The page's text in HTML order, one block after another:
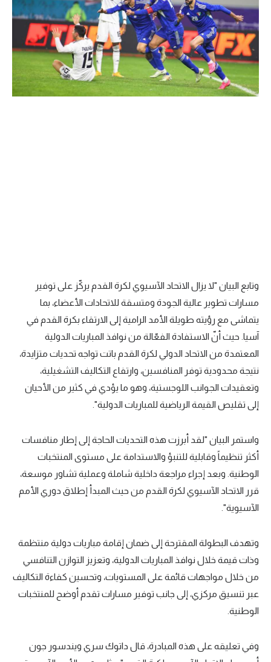
وتابع البيان "لا يزال الاتحاد الآسيوي لكرة القدم يركّز على توفير
مسارات تطوير عالية الجودة ومتسقة للاتحادات الأعضاء، بما
يتماشى مع رؤيته طويلة الأمد الرامية إلى الارتقاء بكرة القدم في
آسيا. حيث أنّ الاستفادة الفعّالة من نوافذ المباريات الدولية
المعتمدة من الاتحاد الدولي لكرة القدم باتت تواجه تحديات متزايدة،
نتيجة محدودية توفر المنافسين، وارتفاع التكاليف التشغيلية،
وتعقيدات الجوانب اللوجستية، وهو ما يؤدي في كثير من الأحيان
إلى تقليص القيمة الرياضية للمباريات الدولية".
واستمر البيان "لقد أبرزت هذه التحديات الحاجة إلى إطار منافسات
أكثر تنظيماً وقابلية للتنبؤ والاستدامة على مستوى المنتخبات
الوطنية. وبعد إجراء مراجعة داخلية شاملة وعملية تشاور موسعة،
قرر الاتحاد الآسيوي لكرة القدم من حيث المبدأ إطلاق دوري الأمم
الآسيوية".
وتهدف البطولة المقترحة إلى ضمان إقامة مباريات دولية منتظمة
وذات قيمة خلال نوافذ المباريات الدولية، وتعزيز التوازن التنافسي
من خلال مواجهات قائمة على المستويات، وتحسين كفاءة التكاليف
عبر تنسيق مركزي، إلى جانب توفير مسارات تقدم أوضح للمنتخبات
الوطنية.
وفي تعليقه على هذه المبادرة، قال داتوك سري ويندسور جون